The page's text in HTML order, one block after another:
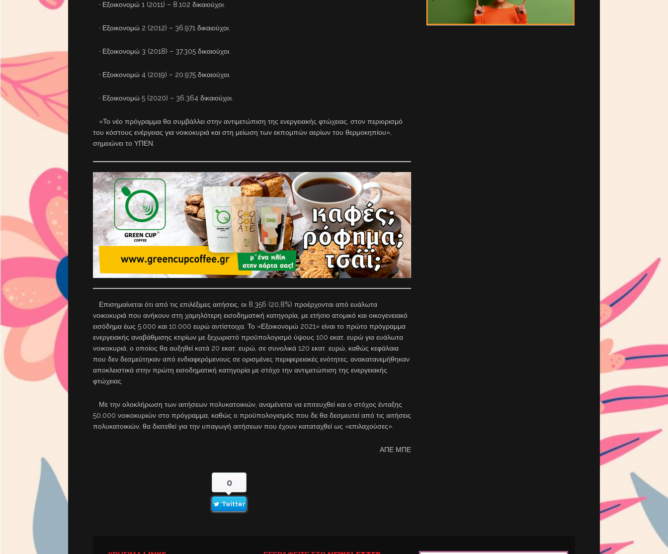
· Εξοικονομώ 1 (2011) – 8.102 δικαιούχοι.
· Εξοικονομώ 2 (2012) – 36.971 δικαιούχοι.
· Εξοικονομώ 3 (2018) – 37.305 δικαιούχοι.
· Εξοικονομώ 4 (2019) – 20.975 δικαιούχοι.
· Εξοικονομώ 5 (2020) – 36.364 δικαιούχοι.
«Το νέο πρόγραμμα θα συμβάλλει στην αντιμετώπιση της ενεργειακής φτώχειας, στον περιορισμό
του κόστους ενέργειας για νοικοκυριά και στη μείωση των εκπομπών αερίων του θερμοκηπίου»,
σημειώνει το ΥΠΕΝ.
Επισημαίνεται ότι από τις επιλέξιμες αιτήσεις, οι 8.356 (20,8%) προέρχονται από ευάλωτα
νοικοκυριά που ανήκουν στη χαμηλότερη εισοδηματική κατηγορία, με ετήσιο ατομικό και οικογενειακό
εισόδημα έως 5.000 και 10.000 ευρώ αντίστοιχα. Το «Εξοικονομώ 2021» είναι το πρώτο πρόγραμμα
ενεργειακής αναβάθμισης κτιρίων με ξεχωριστό προϋπολογισμό ύψους 100 εκατ. ευρώ για ευάλωτα
νοικοκυριά, ο οποίος θα αυξηθεί κατά 20 εκατ. ευρώ, σε συνολικά 120 εκατ. ευρώ, καθώς κεφάλαια
που δεν δεσμεύτηκαν από ενδιαφερόμενους σε ορισμένες περιφερειακές ενότητες, ανακατανεμήθηκαν
αποκλειστικά στην πρώτη εισοδηματική κατηγορία με στόχο την αντιμετώπιση της ενεργειακής
φτώχειας.
Με την ολοκλήρωση των αιτήσεων πολυκατοικιών, αναμένεται να επιτευχθεί και ο στόχος ένταξης
50.000 νοικοκυριών στο πρόγραμμα, καθώς ο προϋπολογισμός που δε θα δεσμευτεί από τις αιτήσεις
πολυκατοικιών, θα διατεθεί για την υπαγωγή αιτήσεων που έχουν καταταχθεί ως «επιλαχούσες».
ΑΠΕ ΜΠΕ
0
Twitter